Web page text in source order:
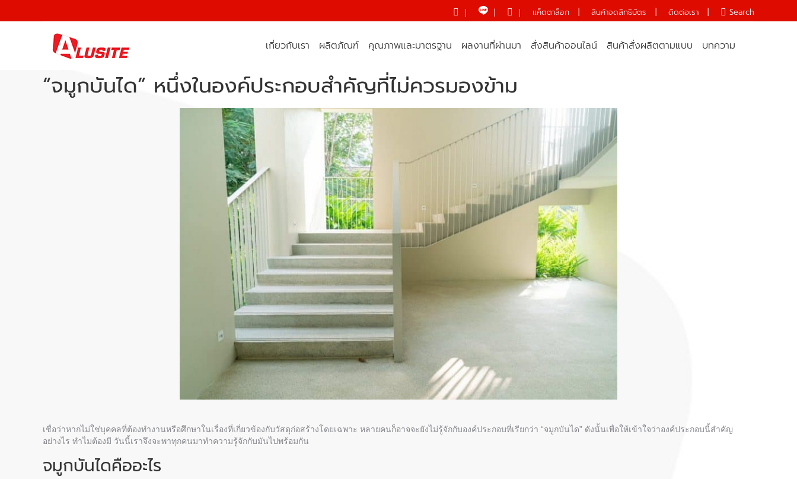
| | | แค็ตตาล็อก | สินค้าจดสิทธิบัตร | ติดต่อเรา | Search:
Search
เกี่ยวกับเรา ผลิตภัณฑ์ คุณภาพและมาตรฐาน ผลงานที่ผ่านมา สั่งสินค้าออนไลน์ สินค้าสั่งผลิตตามแบบ บทความ
“จมูกบันได” หนึ่งในองค์ประกอบสำคัญที่ไม่ควรมองข้าม
เชื่อว่าหากไม่ใช่บุคคลที่ต้องทำงานหรือศึกษาในเรื่องที่เกี่ยวข้องกับวัสดุก่อสร้างโดยเฉพาะ หลายคนก็อาจจะยังไม่รู้จักกับองค์ประกอบที่เรียกว่า “จมูกบันได” ดังนั้นเพื่อให้เข้าใจว่าองค์ประกอบนี้สำคัญ
อย่างไร ทำไมต้องมี วันนี้เราจึงจะพาทุกคนมาทำความรู้จักกับมันไปพร้อมกัน
จมูกบันไดคืออะไร